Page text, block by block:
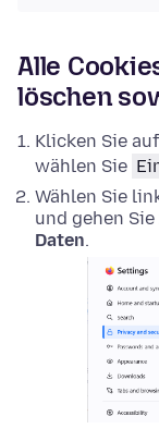
Alle
löschen
Klicken Sie
wählen Sie
Wählen Sie
und gehen
Daten.